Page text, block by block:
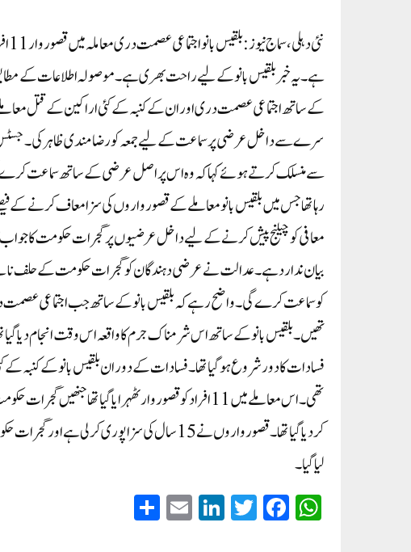
کے ساتھ اجتماعی عصمت دری اور ان کے کنبہ کے کئی اراکین کے قتل
سرے سے داخل عرضی پر سماعت کے لیے جمعہ کو رضامندی ظاہر کی۔ جسٹس
سے منسلک کرتے ہوئے کہا کہ وہ اس پر اصل عرضی کے ساتھ سماعت
معافی کو چیلنج پیش کرنے کے لیے داخل عرضیوں پر گجرات حکومت کا
تھیں۔ بلقیس بانو کے ساتھ اس شرمناک جرم کا واقعہ اس وقت انجام دیا
کر دیا گیا تھا۔ قصورواروں نے 15 سال کی سزا
لیا گیا۔
W
ha
Fa
ce
T
wi
Li
nk
E
m